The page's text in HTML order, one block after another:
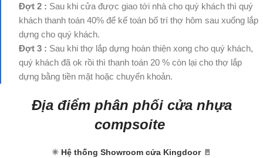
Đợt 2 : Sau khi cửa được giao tới nhà cho quý khách thì quý
khách thanh toán 40% để kế toán bố trí thợ hôm sau xuống lắp
dựng cho quý khách.
Đợt 3 : Sau khi thợ lắp dựng hoàn thiện xong cho quý khách,
quý khách đã ok rồi thì thanh toán 20 % còn lại cho thợ lắp
dựng bằng tiền mặt hoặc chuyển khoản.
Địa điểm phân phối cửa nhựa
compsoite
✳ Hệ thống Showroom cửa Kingdoor🚪